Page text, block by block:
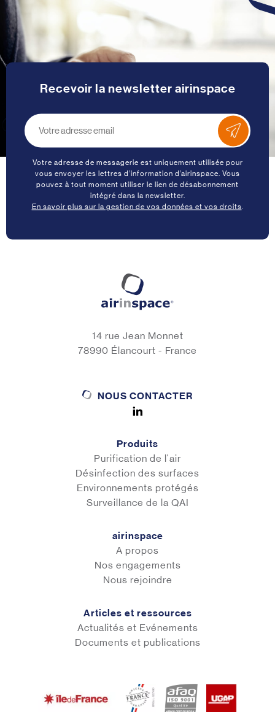
Recevoir la newsletter airinspace
Votre adresse de messagerie est uniquement utilisée pour
vous envoyer les lettres d’information d’airinspace. Vous
pouvez à tout moment utiliser le lien de désabonnement
intégré dans la newsletter.
En savoir plus sur la gestion de vos données et vos droits
14 rue Jean Monnet
78990 Élancourt - France
NOUS CONTACTER
Produits
Purification de l'air
Désinfection des surfaces
Environnements protégés
Surveillance de la QAI
airinspace
A propos
Nos engagements
Nous rejoindre
Articles et ressources
Actualités et Evénements
Documents et publications